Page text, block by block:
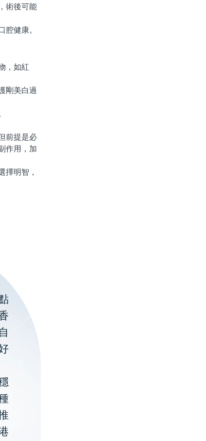
術後可能
健康。
，如紅
剛美白過
前提是必
作用，加
明智，